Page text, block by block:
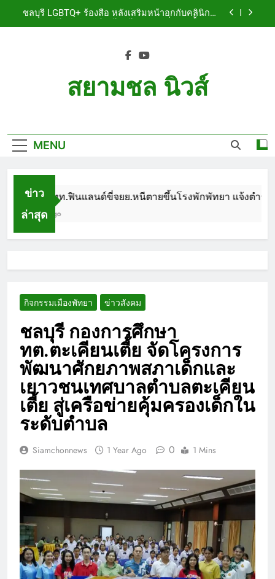
ชลบุรี LGBTQ+ ร้องสื่อ หลังเสริมหน้าอกกับคลินิกชื่อ
ก่อนพบเป็นศพเปลือยยัดกระเป๋า ทิ้งริมทางรถไฟ รวบ
คาสนามบินขณะเตรียมบินกลับประเทศ
ล้าน ปรับ ห้องประชุม–ห้องผู้บริหาร
ชลบุรี นทท.ฟินแลนด์ขี่จยย.หนีตายขึ้นโรงพักพัทยา
รับผิดชอบ พร้อมเตือนอย่าหลงเชื่อรีวิวราคาถูก
ชลบุรี หนุ่มใหญ่ออสซี่พาสาวไทยวัย 17 เข้าคอนโด
ชลบุรี ฉลุยก่อนหมดวาระ! สภาเมืองพัทยา ผ่านงบ 5.7
สยามชล นิวส์
MENU
ข่าว
ล่าสุด
ชลบุรี นทท.ฟินแลนด์ขี่จยย.หนีตายขึ้นโรงพักพัทยา แจ้งตำรวจ
1 Month Ago
กิจกรรมเมืองพัทยา ข่าวสังคม
ชลบุรี กองการศึกษา
ทต.ตะเคียนเตี้ย จัดโครงการ
พัฒนาศักยภาพสภาเด็กและ
เยาวชนเทศบาลตำบลตะเคียน
เตี้ย สู่เครือข่ายคุ้มครองเด็กใน
ระดับตำบล
Siamchonnews 1 Year Ago 0 1 Mins